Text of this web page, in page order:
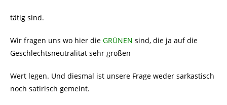
tätig sind.
Wir fragen uns wo hier die GRÜNEN sind, die ja auf die
Geschlechtsneutralität sehr großen
Wert legen. Und diesmal ist unsere Frage weder sarkastisch
noch satirisch gemeint.